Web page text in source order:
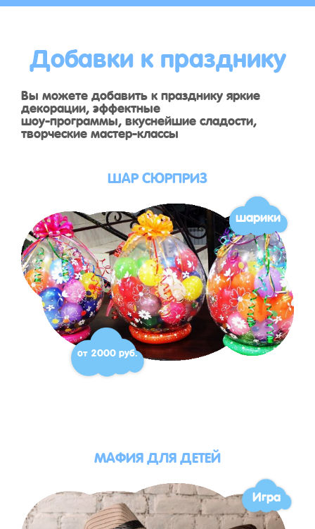
Добавки к празднику
Вы можете добавить к празднику яркие
декорации, эффектные
шоу-программы, вкуснейшие сладости,
творческие мастер-классы
ШАР СЮРПРИЗ
шарики
от 2000 руб.
МАФИЯ ДЛЯ ДЕТЕЙ
Игра